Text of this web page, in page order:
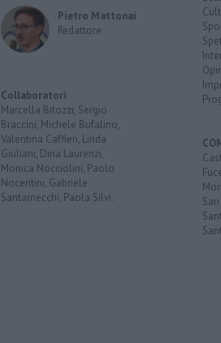
Pietro Mattonai
Redattore
Collaboratori
Marcella Bitozzi, Sergio
Braccini, Michele Bufalino,
Valentina Caffieri, Linda
Giuliani, Dina Laurenzi,
Monica Nocciolini, Paolo
Nocentini, Gabriele
Santarnecchi, Paola Silvi.